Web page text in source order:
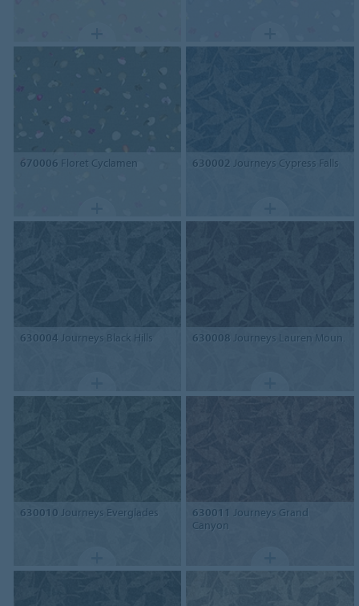
670006 Floret Cyclamen 630002 Journeys Cypress Falls
630004 Journeys Black Hills 630008 Journeys Lauren Moun.
630010 Journeys Everglades 630011 Journeys Grand
Canyon